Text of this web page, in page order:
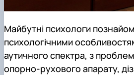
Майбутні психологи
психологічними
аутичного спектра, з
опорно-рухового апарату,